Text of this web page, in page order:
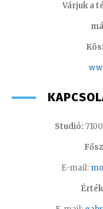
Várjuk a
Studió:
E-mail: